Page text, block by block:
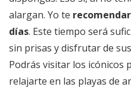
alargan. Yo te
días. Este tiempo será
sin prisas y disfrutar de
Podrás visitar los icónicos
relajarte en las playas de